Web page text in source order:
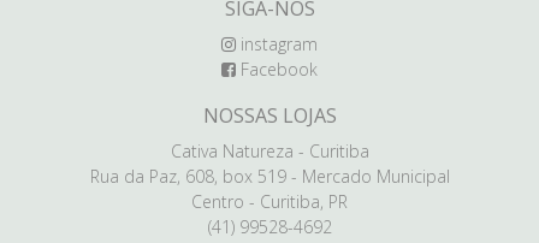
SIGA-NOS
instagram
Facebook
NOSSAS LOJAS
Cativa Natureza - Curitiba
Rua da Paz, 608, box 519 - Mercado Municipal
Centro - Curitiba, PR
(41) 99528-4692